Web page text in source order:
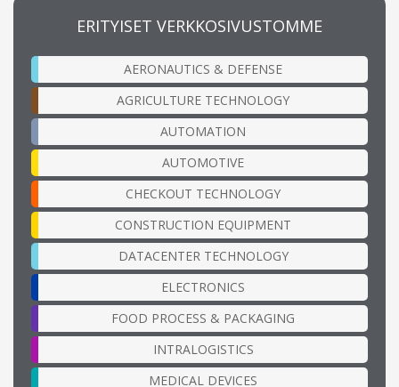
ERITYISET VERKKOSIVUSTOMME
AERONAUTICS & DEFENSE
AGRICULTURE TECHNOLOGY
AUTOMATION
AUTOMOTIVE
CHECKOUT TECHNOLOGY
CONSTRUCTION EQUIPMENT
DATACENTER TECHNOLOGY
ELECTRONICS
FOOD PROCESS & PACKAGING
INTRALOGISTICS
MEDICAL DEVICES